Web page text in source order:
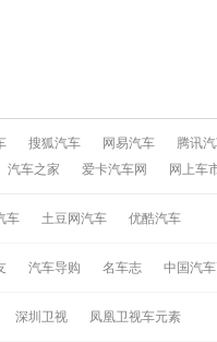
搜狐汽车 网易汽车 腾讯
汽车之家 爱卡汽车网 网上车
车 土豆网汽车 优酷汽车
汽车导购 名车志 中国汽
深圳卫视 凤凰卫视车元素